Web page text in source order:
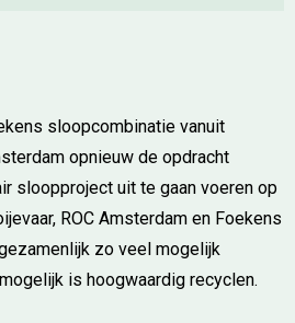
sloopcombinatie vanuit
opnieuw de opdracht
sloopproject uit te gaan voeren op
ROC Amsterdam en Foekens
zo veel mogelijk
is hoogwaardig recyclen.